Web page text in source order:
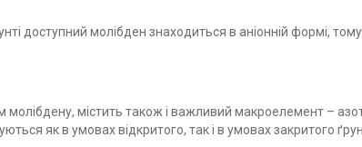
доступний молібден знаходиться в аніонній формі,
містить також і важливий макроелемент –
як в умовах відкритого, так і в умовах закритого